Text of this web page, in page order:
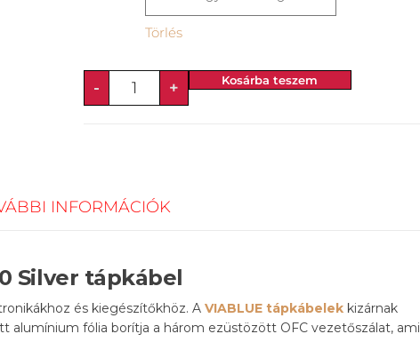
Törlés
- + Kosárba teszem
INFORMÁCIÓK
Silver tápkábel
és kiegészítőkhöz. A VIABLUE tápkábelek kizárnak
fólia borítja a három ezüstözött OFC vezetőszálat, ami